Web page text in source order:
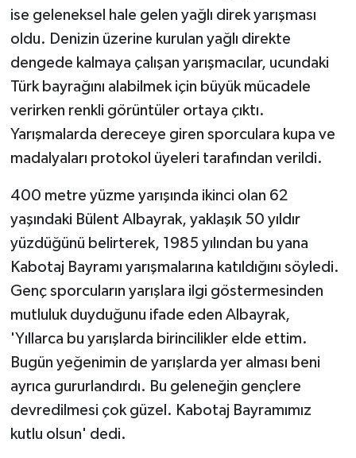
ise geleneksel hale gelen yağlı direk yarışması
oldu. Denizin üzerine kurulan yağlı direkte
dengede kalmaya çalışan yarışmacılar, ucundaki
Türk bayrağını alabilmek için büyük mücadele
verirken renkli görüntüler ortaya çıktı.
Yarışmalarda dereceye giren sporculara kupa ve
madalyaları protokol üyeleri tarafından verildi.
400 metre yüzme yarışında ikinci olan 62
yaşındaki Bülent Albayrak, yaklaşık 50 yıldır
yüzdüğünü belirterek, 1985 yılından bu yana
Kabotaj Bayramı yarışmalarına katıldığını söyledi.
Genç sporcuların yarışlara ilgi göstermesinden
mutluluk duyduğunu ifade eden Albayrak,
'Yıllarca bu yarışlarda birincilikler elde ettim.
Bugün yeğenimin de yarışlarda yer alması beni
ayrıca gururlandırdı. Bu geleneğin gençlere
devredilmesi çok güzel. Kabotaj Bayramımız
kutlu olsun' dedi.